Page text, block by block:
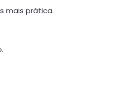
mais prática.